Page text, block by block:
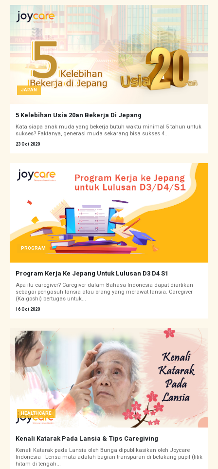
JAPAN
5 Kelebihan Usia 20an Bekerja Di Jepang
Kata siapa anak muda yang bekerja butuh waktu minimal 5 tahun untuk
sukses? Faktanya, generasi muda sekarang bisa sukses 4...
23 Oct 2020
PROGRAM
Program Kerja Ke Jepang Untuk Lulusan D3 D4 S1
Apa itu caregiver? Caregiver dalam Bahasa Indonesia dapat diartikan
sebagai pengasuh lansia atau orang yang merawat lansia. Caregiver
(Kaigoshi) bertugas untuk...
16 Oct 2020
HEALTHCARE
Kenali Katarak Pada Lansia & Tips Caregiving
Kenali Katarak pada Lansia oleh Bunga dipublikasikan oleh Joycare
Indonesia Lensa mata adalah bagian transparan di belakang pupil (titik
hitam di tengah...